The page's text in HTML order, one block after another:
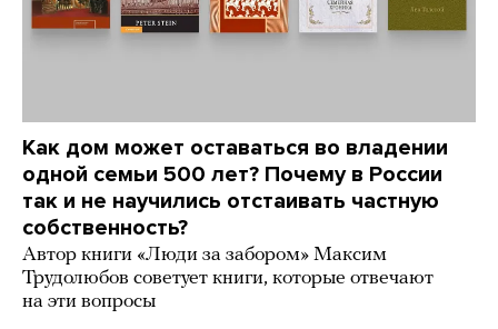
Как дом может оставаться во владении
одной семьи 500 лет? Почему в России
так и не научились отстаивать частную
собственность?
Автор книги «Люди за забором» Максим
Трудолюбов советует книги, которые отвечают
на эти вопросы